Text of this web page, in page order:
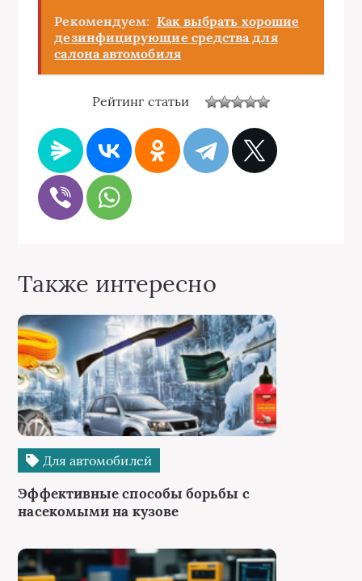
Рекомендуем: Как выбрать хорошие
дезинфицирующие средства для
салона автомобиля
Рейтинг статьи
Также интересно
Для автомобилей
Эффективные способы борьбы с
насекомыми на кузове